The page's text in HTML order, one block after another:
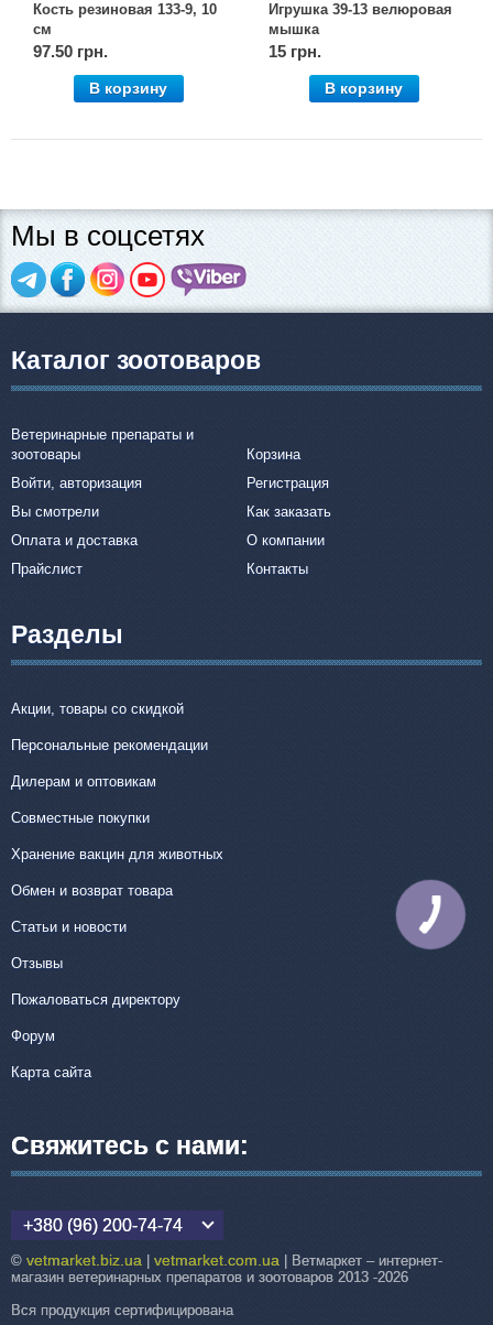
Кость резиновая 133-9, 10
см
97.50 грн.
В корзину
Игрушка 39-13 велюровая
мышка
15 грн.
В корзину
Мы в соцсетях
Каталог зоотоваров
Ветеринарные препараты и
зоотовары
Корзина
Войти, авторизация
Регистрация
Вы смотрели
Как заказать
Оплата и доставка
О компании
Прайслист
Контакты
Разделы
Акции, товары со скидкой
Персональные рекомендации
Дилерам и оптовикам
Совместные покупки
Хранение вакцин для животных
Обмен и возврат товара
Статьи и новости
Отзывы
Пожаловаться директору
Форум
Карта сайта
Свяжитесь с нами:
+380 (96) 200-74-74
© vetmarket.biz.ua | vetmarket.com.ua | Ветмаркет – интернет-
магазин ветеринарных препаратов и зоотоваров 2013 -2026
Вся продукция сертифицирована
КНОПКА
СВЯЗИ